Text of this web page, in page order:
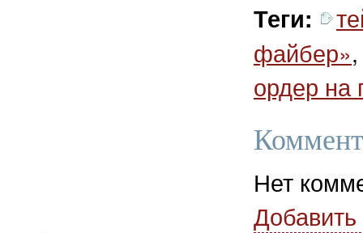
Теги:
файбер»
ордер на
Нет